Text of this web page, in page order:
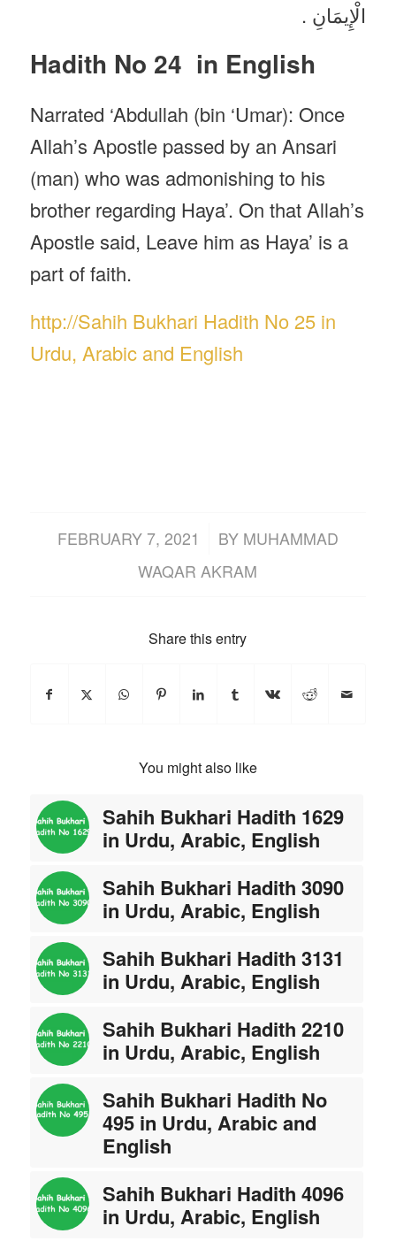
الْإِيمَانِ .
Hadith No 24 in English
Narrated ‘Abdullah (bin ‘Umar): Once
Allah’s Apostle passed by an Ansari
(man) who was admonishing to his
brother regarding Haya’. On that Allah’s
Apostle said, Leave him as Haya’ is a
part of faith.
http://Sahih Bukhari Hadith No 25 in
Urdu, Arabic and English
FEBRUARY 7, 2021
/ BY MUHAMMAD
WAQAR AKRAM
Share this entry
You might also like
Sahih Bukhari Hadith 1629
in Urdu, Arabic, English
Sahih Bukhari Hadith 3090
in Urdu, Arabic, English
Sahih Bukhari Hadith 3131
in Urdu, Arabic, English
Sahih Bukhari Hadith 2210
in Urdu, Arabic, English
Sahih Bukhari Hadith No
495 in Urdu, Arabic and
English
Sahih Bukhari Hadith 4096
in Urdu, Arabic, English